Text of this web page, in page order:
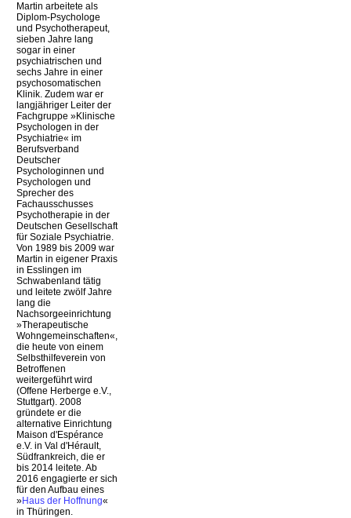
Martin arbeitete als
Diplom-Psychologe
und Psychotherapeut,
sieben Jahre lang
sogar in einer
psychiatrischen und
sechs Jahre in einer
psychosomatischen
Klinik. Zudem war er
langjähriger Leiter der
Fachgruppe »Klinische
Psychologen in der
Psychiatrie« im
Berufsverband
Deutscher
Psychologinnen und
Psychologen und
Sprecher des
Fachausschusses
Psychotherapie in der
Deutschen Gesellschaft
für Soziale Psychiatrie.
Von 1989 bis 2009 war
Martin in eigener Praxis
in Esslingen im
Schwabenland tätig
und leitete zwölf Jahre
lang die
Nachsorgeeinrichtung
»Therapeutische
Wohngemeinschaften«,
die heute von einem
Selbsthilfeverein von
Betroffenen
weitergeführt wird
(Offene Herberge e.V.,
Stuttgart). 2008
gründete er die
alternative Einrichtung
Maison d'Espérance
e.V. in Val d'Hérault,
Südfrankreich, die er
bis 2014 leitete. Ab
2016 engagierte er sich
für den Aufbau eines
»Haus der Hoffnung«
in Thüringen.